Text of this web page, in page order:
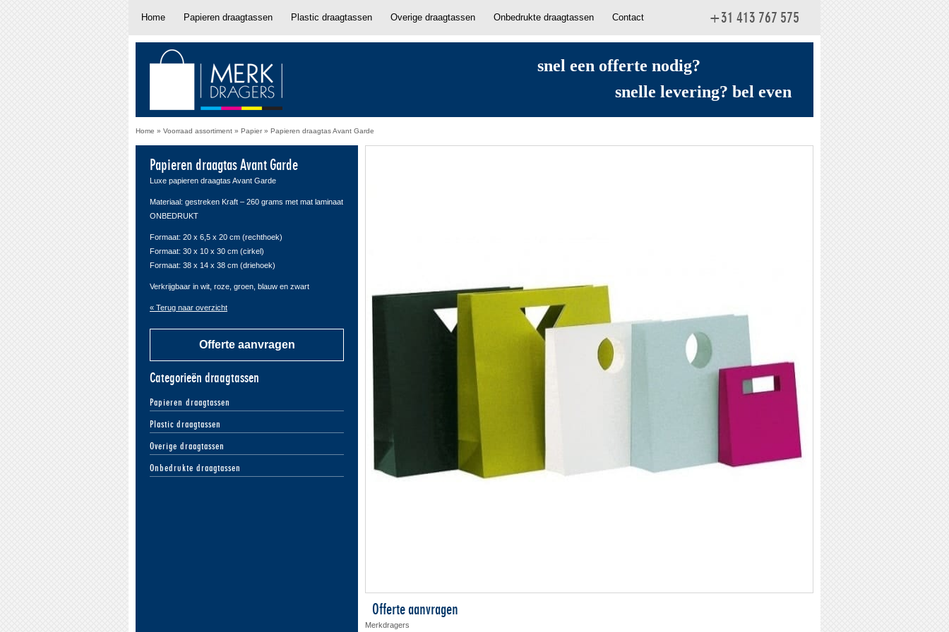
Home Papieren draagtassen Plastic draagtassen Overige draagtassen Onbedrukte draagtassen Contact +31 413 767 575
snel een offerte nodig?
snelle levering? bel even
Home » Voorraad assortiment » Papier » Papieren draagtas Avant Garde
Papieren draagtas Avant Garde
Luxe papieren draagtas Avant Garde
Materiaal: gestreken Kraft – 260 grams met mat laminaat
ONBEDRUKT
Formaat: 20 x 6,5 x 20 cm (rechthoek)
Formaat: 30 x 10 x 30 cm (cirkel)
Formaat: 38 x 14 x 38 cm (driehoek)
Verkrijgbaar in wit, roze, groen, blauw en zwart
« Terug naar overzicht
Offerte aanvragen
Categorieën draagtassen
Papieren draagtassen
Plastic draagtassen
Overige draagtassen
Onbedrukte draagtassen
Offerte aanvragen
Merkdragers